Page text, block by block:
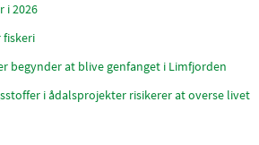
2026
fiskeri
begynder at blive genfanget i Limfjorden
i ådalsprojekter risikerer at overse livet